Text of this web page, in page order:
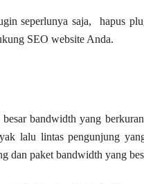
seperlunya saja, hapus
SEO website Anda.
bandwidth yang
lalu lintas pengunjung
dan paket bandwidth yang